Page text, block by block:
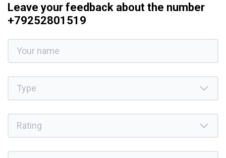
Leave your feedback about the number
+79252801519